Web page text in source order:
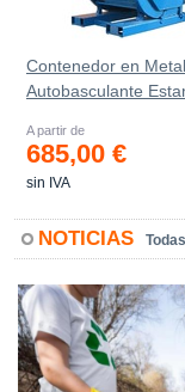
Contenedor en Metal
Autobasculante
A partir de
685,00 €
sin IVA
NOTICIAS